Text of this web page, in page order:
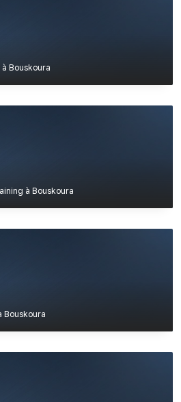
Bouskoura
à Bouskoura
Bouskoura